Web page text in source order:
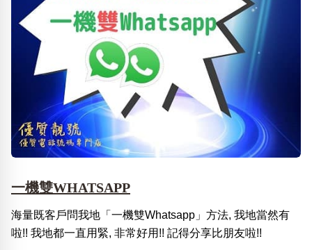
一機雙WHATSAPP
海量既客戶問我地「一機雙Whatsapp」方法, 我地當然有
啦!! 我地都一直用緊, 非常好用!! 記得分享比朋友啦!!